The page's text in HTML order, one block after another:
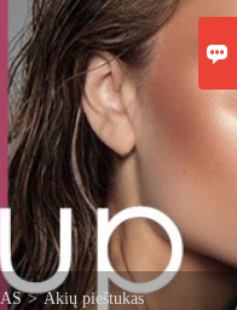
> Akių pieštukas
